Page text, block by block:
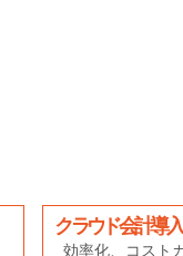
クラウド会計導
効率化、コスト